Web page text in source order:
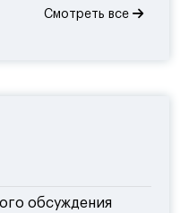
Смотреть все
обсуждения